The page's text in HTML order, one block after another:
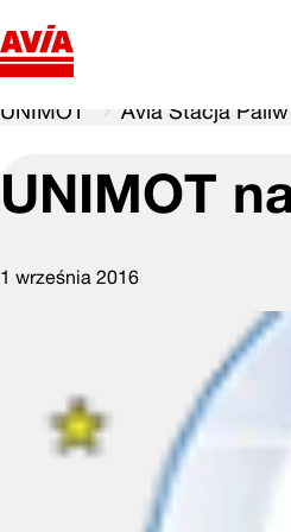
UNIMOT Avia Stacja Paliw
UNIMOT
1 września 2016